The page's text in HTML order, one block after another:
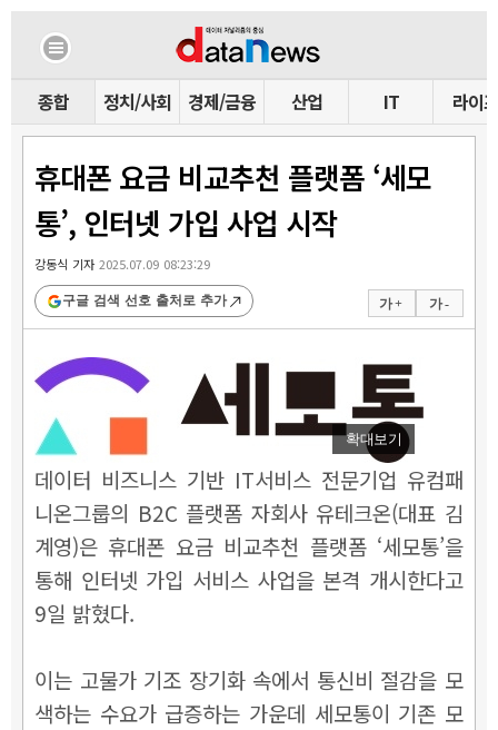
종합 정치/사회 경제/금융 산업 IT 라이프
휴대폰 요금 비교추천 플랫폼 ‘세모
통’, 인터넷 가입 사업 시작
강동식 기자2025.07.09 08:23:29
가 + 가 -
구글 검색 선호 출처로 추가
확대보기
데이터 비즈니스 기반 IT서비스 전문기업 유컴패
니온그룹의 B2C 플랫폼 자회사 유테크온(대표 김
계영)은 휴대폰 요금 비교추천 플랫폼 ‘세모통’을
통해 인터넷 가입 서비스 사업을 본격 개시한다고
9일 밝혔다.
이는 고물가 기조 장기화 속에서 통신비 절감을 모
색하는 수요가 급증하는 가운데 세모통이 기존 모